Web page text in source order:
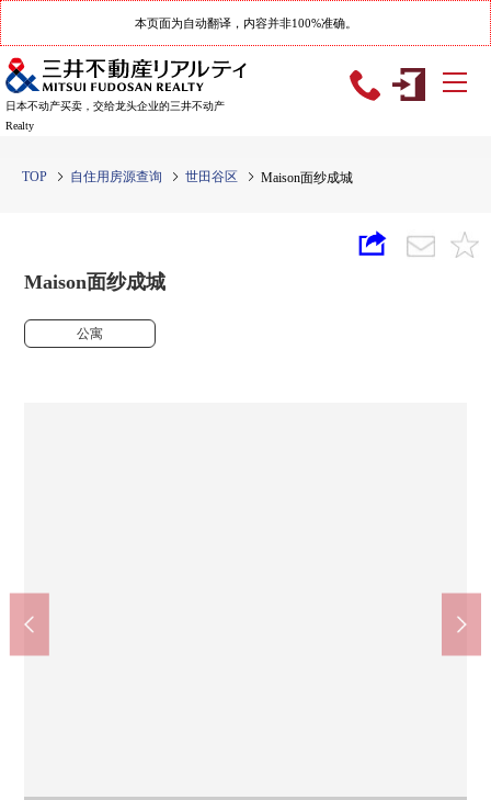
本页面为自动翻译，内容并非100%准确。
日本不动产买卖，交给龙头企业的三井不动产
Realty
TOP 自住用房源查询 世田谷区 Maison面纱成城
Maison面纱成城
公寓